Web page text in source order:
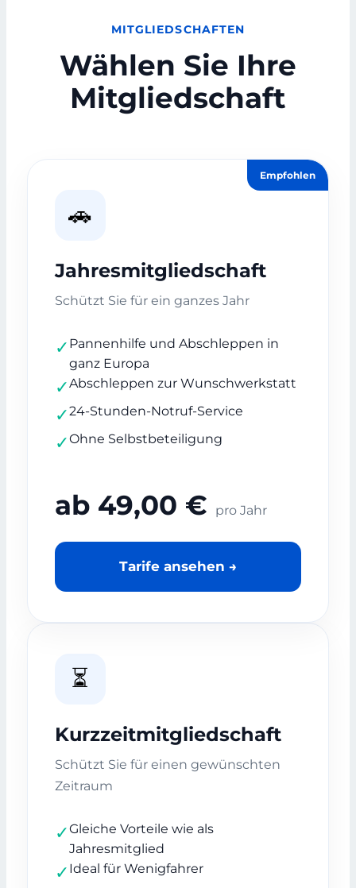
MITGLIEDSCHAFTEN
Wählen Sie Ihre
Mitgliedschaft
Empfohlen
🚗
Jahresmitgliedschaft
Schützt Sie für ein ganzes Jahr
✓ Pannenhilfe und Abschleppen in
ganz Europa
✓Abschleppen zur Wunschwerkstatt
✓24-Stunden-Notruf-Service
✓Ohne Selbstbeteiligung
ab 49,00 € pro Jahr
Tarife ansehen →
⏳
Kurzzeitmitgliedschaft
Schützt Sie für einen gewünschten
Zeitraum
✓Gleiche Vorteile wie als
Jahresmitglied
✓ Ideal für Wenigfahrer